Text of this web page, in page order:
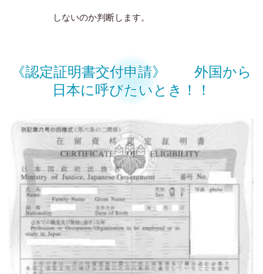
しないのか判断します。
《認定証明書交付申請》 外国から
日本に呼びたいとき！！